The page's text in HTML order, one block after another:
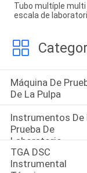
Tubo multíple
escala de
Máquina De
De La Pulpa
Instrumentos De
Prueba De
Laboratorio
TGA DSC
Instrumental